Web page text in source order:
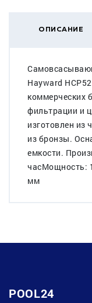
ОПИСАНИЕ
Hayward
коммерческих
фильтрации и
изготовлен из
из бронзы.
емкости.
часМощность:
мм
POOL24